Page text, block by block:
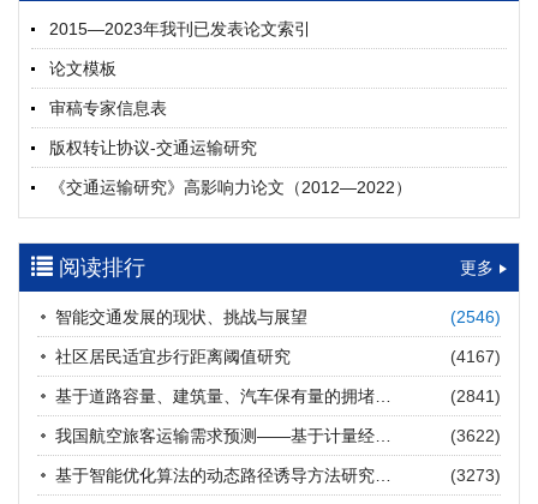
基于TimeXer模型的高速公路服务区充电负荷预测
孙偲赫, 宋国华, 朱子俊, 范鹏飞, 石莹
2026, 12(3): 151-162.
9931.2026.03.012
摘要 (20) HTML(20)
多层能源供给网络下高速公路系统韧性提升方法
郝泉霖, 兰富安, 赖波, 陈立栋, 宋志英, 郑帅
2026, 12(3): 163-175.https://doi.org/10.16503/j.cnki.2095-
9931.2026.03.013
摘要 (14) HTML(12)
道路建养运通用碳核算方法及应用
王元庆, 王皎, 刘圆圆, 于谦, 刘聂旸子, 杨诗雨
2026, 12(3): 176-189.https://doi.org/10.16503/j.cnki.2095-
9931.2026.03.014
摘要 (12) HTML(12)
西部陆海新通道氢走廊建设对交通运输领域低碳转型的推动作
2015—2023年我刊已发表论文索引
论文模板
审稿专家信息表
版权转让协议-交通运输研究
《交通运输研究》高影响力论文（2012—2022）
中英文摘要撰写规范及样例
阅读排行 更多
智能交通发展的现状、挑战与展望 (2546)
社区居民适宜步行距离阈值研究 (4167)
(2841)
(3622)
(3273)